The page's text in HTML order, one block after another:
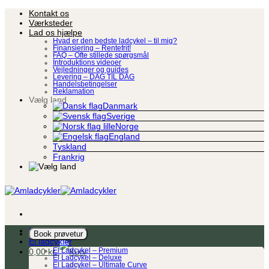
Fortsæt
indhold
Kontakt os
Værksteder
Lad os hjælpe
Hvad er den bedste ladcykel – til mig?
Finansiering – Rentefrit!
FAQ – Ofte stillede spørgsmål
Introduktions videoer
Vejledninger og guides
Levering – DAG TIL DAG
Handelsbetingelser
Reklamation
Vælg land
Danmark
Sverige
Norge
England
Tyskland
Frankrig
Book prøvetur
0,00kr.
Ladcykel
El ladcykler
El Ladcykel – Premium
El Ladcykel – Deluxe
El Ladcykel – Ultimate Curve